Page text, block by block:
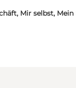
Mir selbst,